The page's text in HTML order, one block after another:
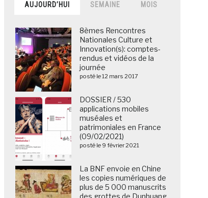
AUJOURD’HUI SEMAINE MOIS
8èmes Rencontres
Nationales Culture et
Innovation(s): comptes-
rendus et vidéos de la
journée
posté le 12 mars 2017
DOSSIER / 530
applications mobiles
muséales et
patrimoniales en France
(09/02/2021)
posté le 9 février 2021
La BNF envoie en Chine
les copies numériques de
plus de 5 000 manuscrits